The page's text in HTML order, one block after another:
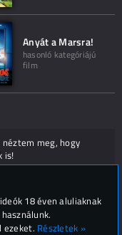
Anyát a Marsra!
hasonló kategóriájú
film
meg, hogy
is!
18 éven aluliaknak
ezeket. Részletek »